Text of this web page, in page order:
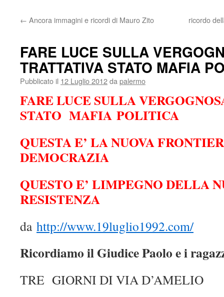
← Ancora immagini e ricordi di Mauro Zito ricordo
FARE LUCE SULLA
TRATTATIVA STATO MAFIA
Pubblicato il 12 Luglio 2012da palermo
FARE LUCE SULLA
STATO MAFIA POLITICA
QUESTA E’ LA NUOVA
DEMOCRAZIA
QUESTO E’ LIMPEGNO DELLA
RESISTENZA
da http://www.19luglio1992.com/
Ricordiamo il Giudice Paolo e i
TRE GIORNI DI VIA D’AMELIO